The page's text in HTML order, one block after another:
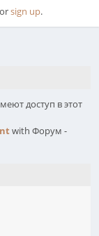
orsign up.
доступ в этот
with Форум -